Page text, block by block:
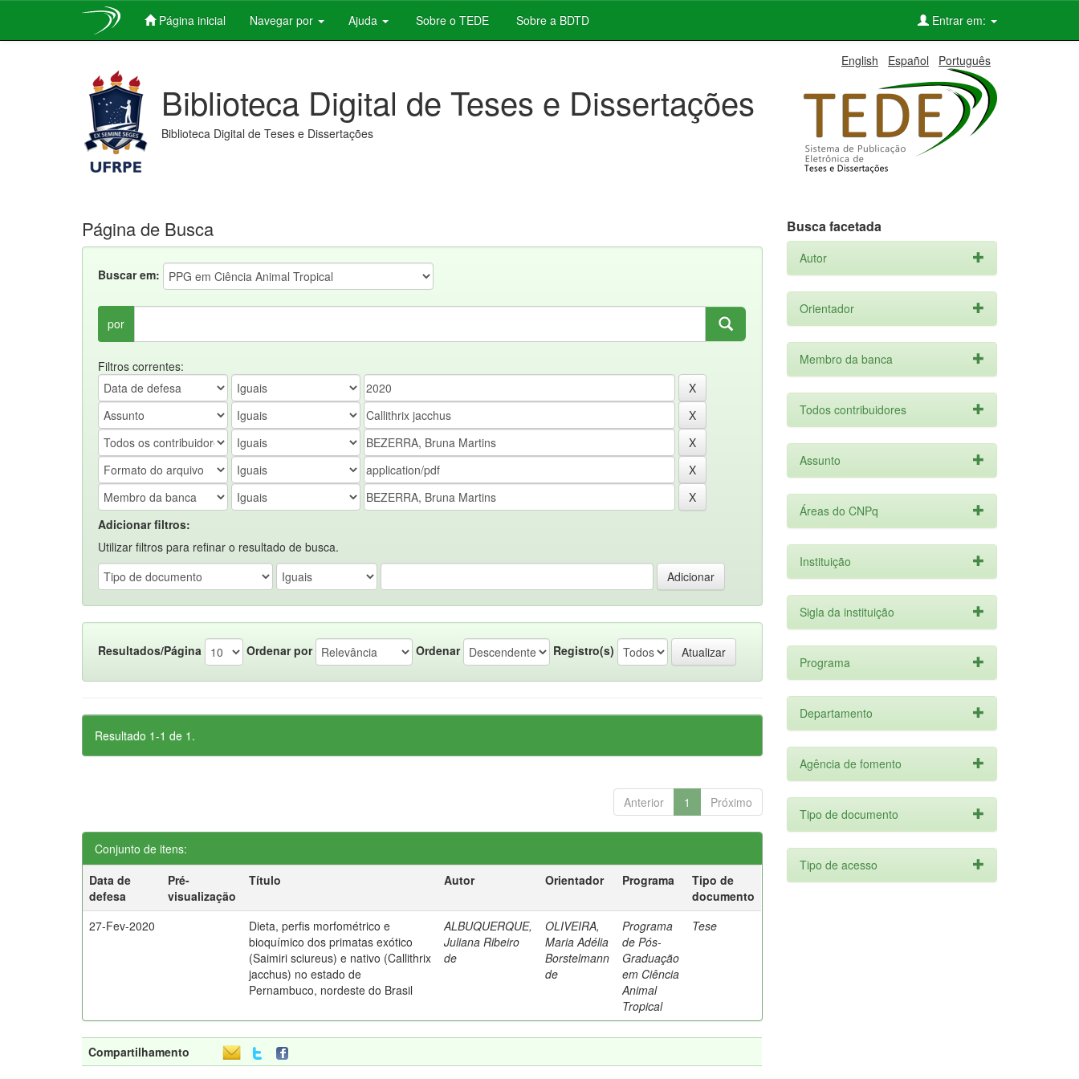
Página inicial Navegar por Ajuda Sobre o TEDE Sobre a BDTD Entrar em:
English Español Português
Biblioteca Digital de Teses e Dissertações
Biblioteca Digital de Teses e Dissertações
Página de Busca
Buscar em:
por
Filtros correntes:
Adicionar filtros:
Utilizar filtros para refinar o resultado de busca.
Resultados/Página Ordenar por Ordenar Registro(s)
Resultado 1-1 de 1.
Anterior 1 Próximo
Conjunto de itens:
Data de
defesa
Pré-
visualização
Título Autor Orientador Programa
Tipo de
documento
27-Fev-2020
Dieta, perfis morfométrico e
bioquímico dos primatas exótico
(Saimiri sciureus) e nativo (Callithrix
jacchus) no estado de
Pernambuco, nordeste do Brasil
ALBUQUERQUE,
Juliana Ribeiro
de
OLIVEIRA,
Maria Adélia
Borstelmann
de
Programa
de Pós-
Graduação
em Ciência
Animal
Tropical
Tese
Compartilhamento
Busca facetada
Autor
Orientador
Membro da banca
Todos contribuidores
Assunto
Áreas do CNPq
Instituição
Sigla da instituição
Programa
Departamento
Agência de fomento
Tipo de documento
Tipo de acesso